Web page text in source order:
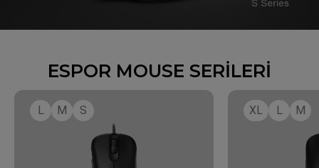
ESPOR MOUSE SERİLERİ
L M S XL L M